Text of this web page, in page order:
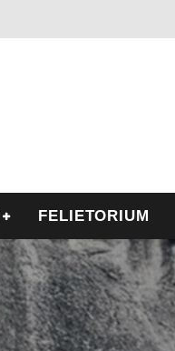
FELIETORIUM